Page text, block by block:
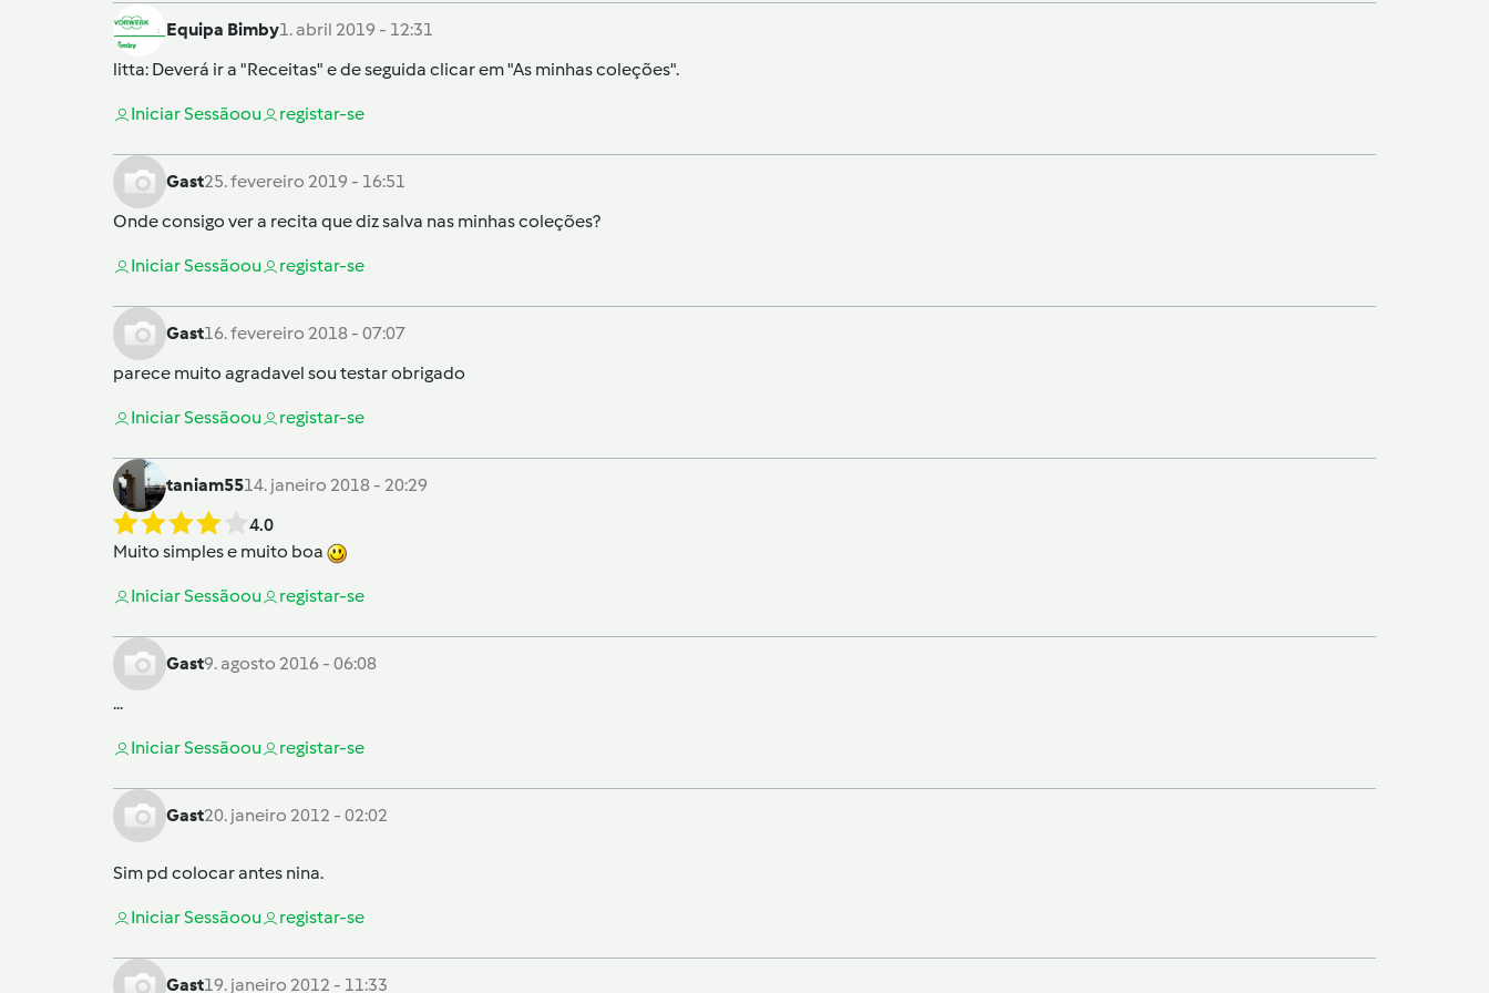
Equipa Bimby1. abril 2019 - 12:31
litta: Deverá ir a "Receitas" e de seguida clicar em "As minhas coleções".
Iniciar Sessãoou registar-se
Gast25. fevereiro 2019 - 16:51
Onde consigo ver a recita que diz salva nas minhas coleções?
Iniciar Sessãoou registar-se
Gast16. fevereiro 2018 - 07:07
parece muito agradavel sou testar obrigado
Iniciar Sessãoou registar-se
taniam5514. janeiro 2018 - 20:29
4.0
Muito simples e muito boa
Iniciar Sessãoou registar-se
Gast9. agosto 2016 - 06:08
...
Iniciar Sessãoou registar-se
Gast20. janeiro 2012 - 02:02
Sim pd colocar antes nina.
Iniciar Sessãoou registar-se
Gast19. janeiro 2012 - 11:33